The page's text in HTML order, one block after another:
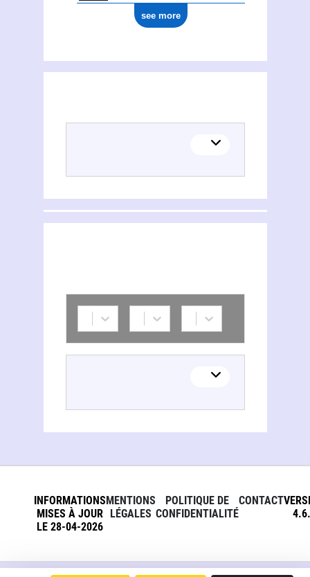
see more
INFORMATIONS
MISES À JOUR
LE 28-04-2026
MENTIONS
LÉGALES
POLITIQUE DE
CONFIDENTIALITÉ
CONTACT